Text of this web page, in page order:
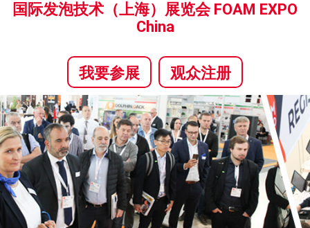
国际发泡技术（上海）展览会 FOAM EXPO
China
我要参展 观众注册